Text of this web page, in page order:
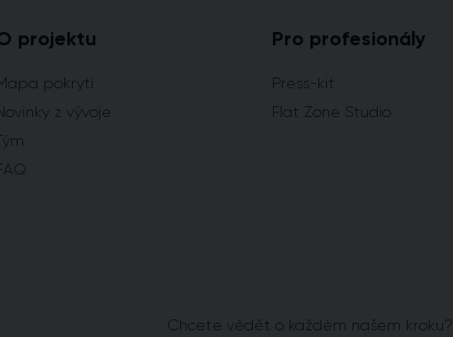
projektu
pokrytí
z vývoje
Pro profesionály
Press-kit
Flat Zone Studio
Chcete vědět o každém našem kroku?